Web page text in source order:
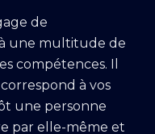
de
une multitude de
compétences. Il
à vos
une personne
par elle-même et